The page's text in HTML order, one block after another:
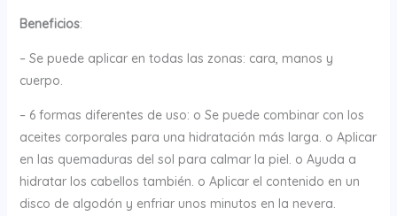
Beneficios:
– Se puede aplicar en todas las zonas: cara, manos y
cuerpo.
– 6 formas diferentes de uso: o Se puede combinar con los
aceites corporales para una hidratación más larga. o Aplicar
en las quemaduras del sol para calmar la piel. o Ayuda a
hidratar los cabellos también. o Aplicar el contenido en un
disco de algodón y enfriar unos minutos en la nevera.